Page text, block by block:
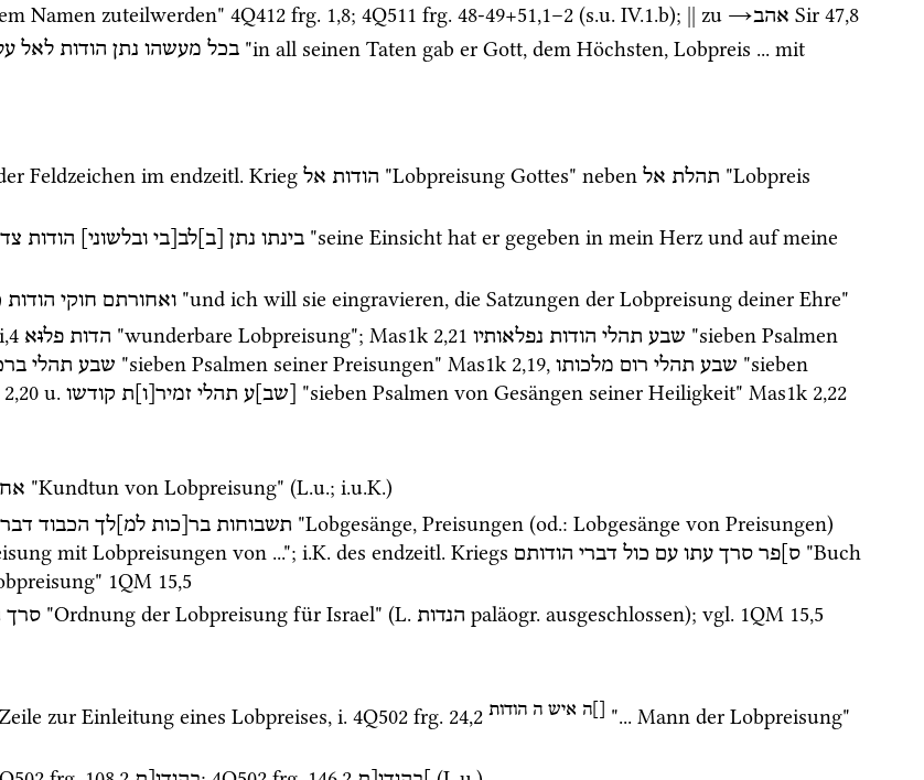
Namen zuteilwerden" 4Q412 frg. 1,8; 4Q511 frg. 48-49+51,1–2 (s.u. IV.1.b); || zu →אהב Sir 47,8
בכל מעשהו נתן הודות לאל
"in all seinen Taten gab er Gott, dem Höchsten, Lobpreis ... mit
Feldzeichen im endzeitl. Krieg הודות אל "Lobpreisung Gottes" neben תהלת אל
"Lobpreis
בינתו נתן [ב]לב[בי ובלשוני] הודות
"seine Einsicht hat er gegeben in mein Herz und auf meine
ואחורתם חוקי הודות
"und ich will sie eingravieren, die Satzungen der Lobpreisung deiner Ehre"
,4 הדות פלוא "wunderbare Lobpreisung"; Mas1k 2,21 שבע תהלי הודות נפלאותיו
"sieben Psalmen
שבע תהלי "sieben Psalmen seiner Preisungen" Mas1k 2,19, שבע תהלי רום מלכותו
"sieben
2,20 u. [שב]ע תהלי זמיר[ו]ת קודשו "sieben Psalmen von Gesängen seiner Heiligkeit" Mas1k 2,22
"Kundtun von Lobpreisung" (L.u.; i.u.K.)
תשבוחות בר[כות למ]לך הכבוד "Lobgesänge, Preisungen (od.: Lobgesänge von Preisungen)
mit Lobpreisungen von ..."; i.K. des endzeitl. Kriegs ס]פר סרך עתו עם כול דברי הודותם
"Buch
1QM 15,5
סרך "Ordnung der Lobpreisung für Israel" (L. הנדות paläogr. ausgeschlossen); vgl. 1QM 15,5
zur Einleitung eines Lobpreises, i. 4Q502 frg. 24,2 []ה איש ה הודות